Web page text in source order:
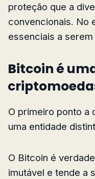
proteção que a
convencionais. No
essenciais a
Bitcoin é
O primeiro ponto a
uma entidade
O Bitcoin é
imutável e tende a